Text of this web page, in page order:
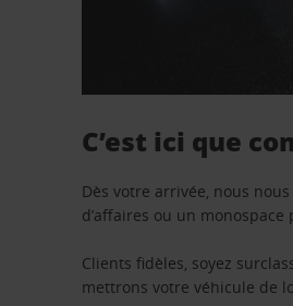
C’est ici que
Dès votre arrivée, nous
d’affaires ou un
Clients fidèles, soyez
mettrons votre véhicule de